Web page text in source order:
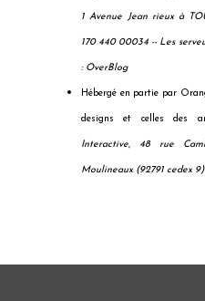
1 Avenue Jean rieux à
170 440 00034 -- Les
: OverBlog
Hébergé en partie par
designs et celles des
Interactive, 48 rue
Moulineaux (92791 cedex 9)